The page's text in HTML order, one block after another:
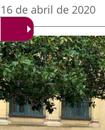
Fecha
de
noticia
16 de abril de 2020